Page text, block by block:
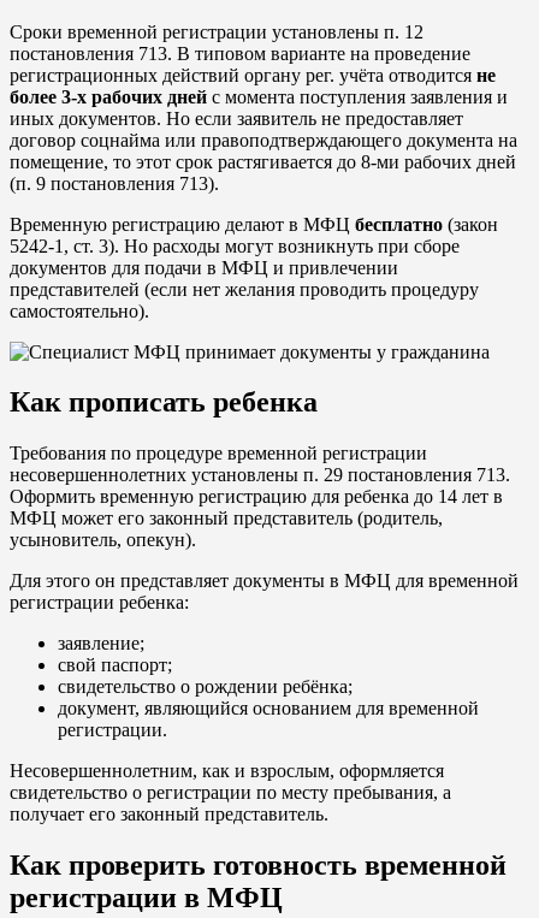
Сроки временной регистрации установлены п. 12
постановления 713. В типовом варианте на проведение
регистрационных действий органу рег. учёта отводится не
более 3-х рабочих дней с момента поступления заявления и
иных документов. Но если заявитель не предоставляет
договор соцнайма или правоподтверждающего документа на
помещение, то этот срок растягивается до 8-ми рабочих дней
(п. 9 постановления 713).
Временную регистрацию делают в МФЦ бесплатно (закон
5242-1, ст. 3). Но расходы могут возникнуть при сборе
документов для подачи в МФЦ и привлечении
представителей (если нет желания проводить процедуру
самостоятельно).
Как прописать ребенка
Требования по процедуре временной регистрации
несовершеннолетних установлены п. 29 постановления 713.
Оформить временную регистрацию для ребенка до 14 лет в
МФЦ может его законный представитель (родитель,
усыновитель, опекун).
Для этого он представляет документы в МФЦ для временной
регистрации ребенка:
заявление;
свой паспорт;
свидетельство о рождении ребёнка;
документ, являющийся основанием для временной
регистрации.
Несовершеннолетним, как и взрослым, оформляется
свидетельство о регистрации по месту пребывания, а
получает его законный представитель.
Как проверить готовность временной
регистрации в МФЦ